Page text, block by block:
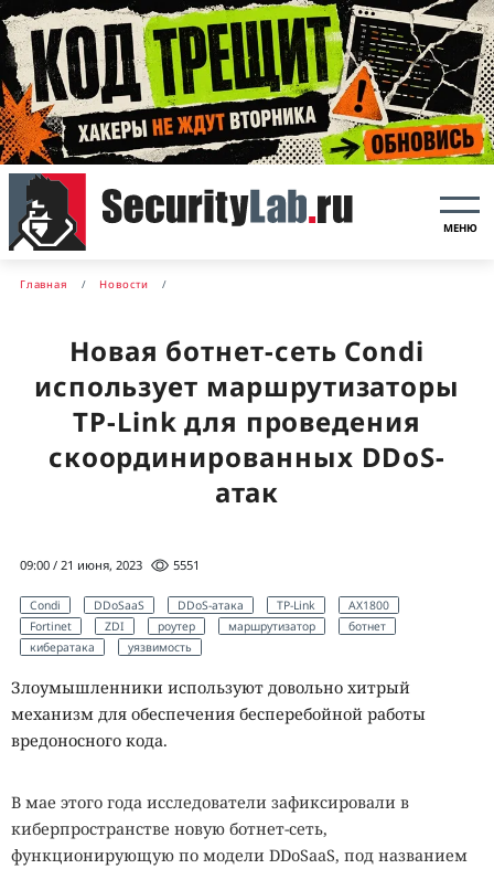
МЕНЮ
Главная Новости
Новая ботнет-сеть Condi
использует маршрутизаторы
TP-Link для проведения
скоординированных DDoS-
атак
09:00 / 21 июня, 2023 5551
Condi DDoSaaS DDoS-атака TP-Link
AX1800
Fortinet
ZDI роутер маршрутизатор
ботнет
кибератака
уязвимость
Злоумышленники используют довольно хитрый
механизм для обеспечения бесперебойной работы
вредоносного кода.
В мае этого года исследователи зафиксировали в
киберпространстве новую ботнет-сеть,
функционирующую по модели DDoSaaS, под названием